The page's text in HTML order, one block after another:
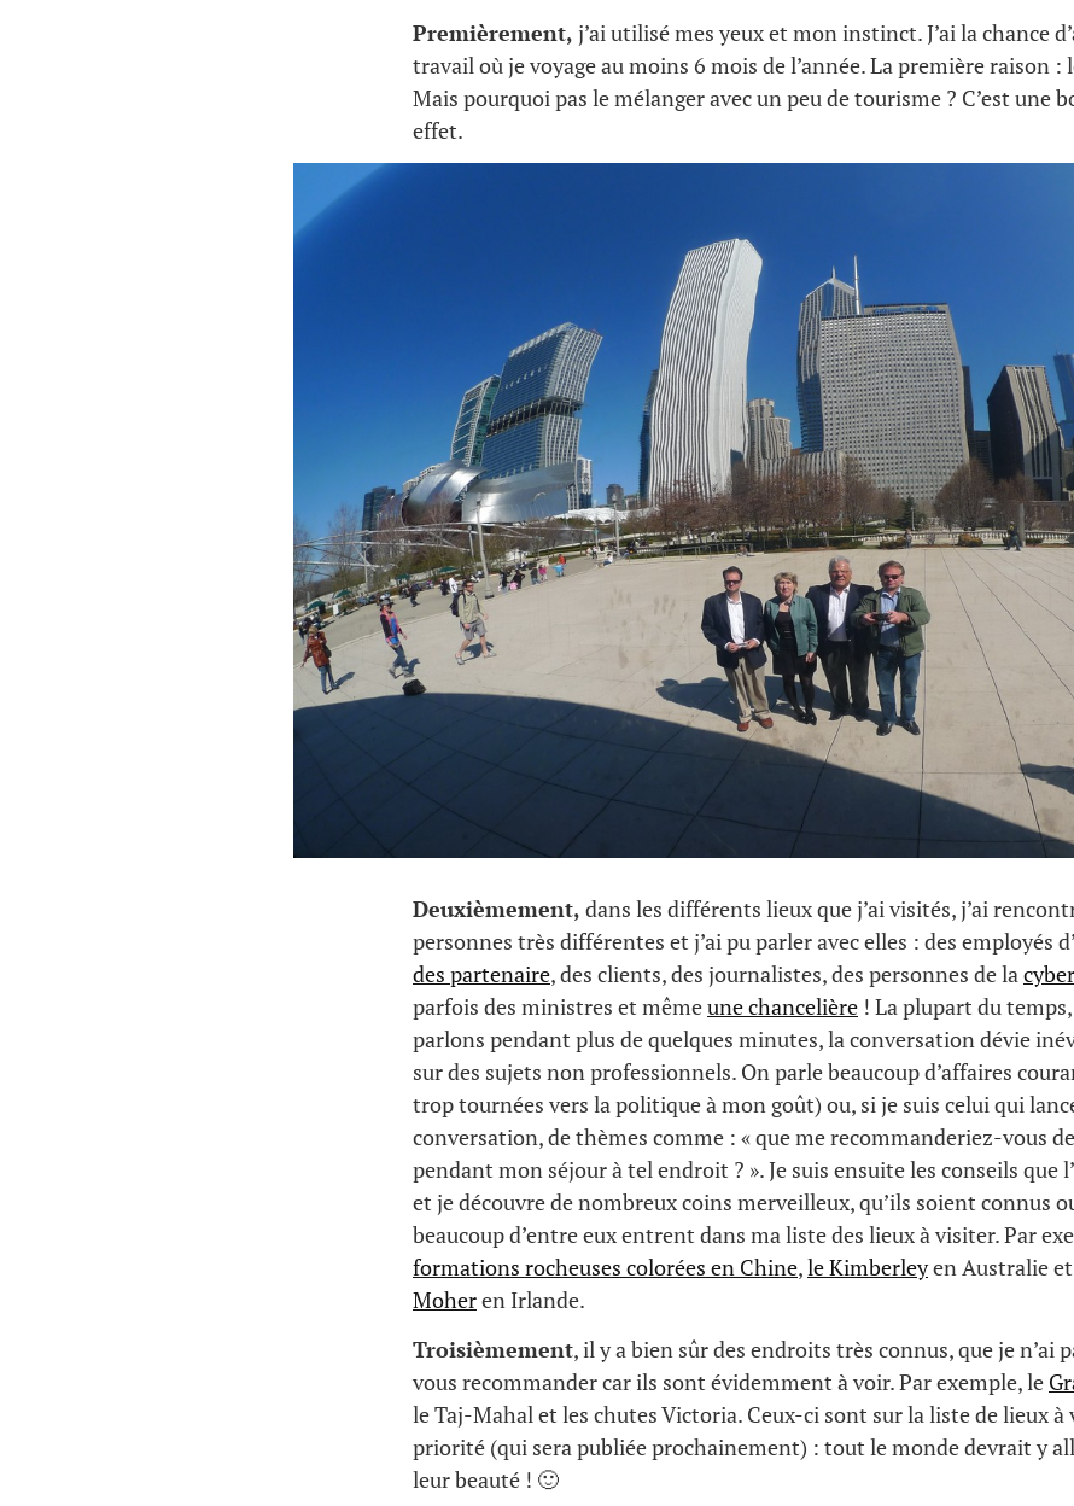
Premièrement, j’ai utilisé mes yeux et mon instinct. J’ai la chance
travail où je voyage au moins 6 mois de l’année. La première raison :
Mais pourquoi pas le mélanger avec un peu de tourisme ? C’est une
effet.
Deuxièmement, dans les différents lieux que j’ai visités, j’ai
personnes très différentes et j’ai pu parler avec elles : des employés
des partenaire, des clients, des journalistes, des personnes de la
parfois des ministres et mêmeune chancelière ! La plupart du
parlons pendant plus de quelques minutes, la conversation dévie
sur des sujets non professionnels. On parle beaucoup d’affaires
trop tournées vers la politique à mon goût) ou, si je suis celui qui
conversation, de thèmes comme : « que me recommanderiez-vous
pendant mon séjour à tel endroit ? ». Je suis ensuite les conseils que
et je découvre de nombreux coins merveilleux, qu’ils soient connus
beaucoup d’entre eux entrent dans ma liste des lieux à visiter. Par
formations rocheuses colorées en Chine,le Kimberleyen Australie et
Moheren Irlande.
Troisièmement, il y a bien sûr des endroits très connus, que je n’ai
vous recommander car ils sont évidemment à voir. Par exemple, le
le Taj-Mahal et les chutes Victoria. Ceux-ci sont sur la liste de lieux à
priorité (qui sera publiée prochainement) : tout le monde devrait y
leur beauté ! 🙂